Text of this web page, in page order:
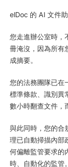
elDoc 的 AI 文件
您走進辦公室時，
冊淹沒，因為所有
成摘要。
您的法務團隊已在
標準條款、識別異
數小時翻查文件，
與此同時，您的合
理已自動掃描內部
何偏離監管要求的
時、自動化的監管。